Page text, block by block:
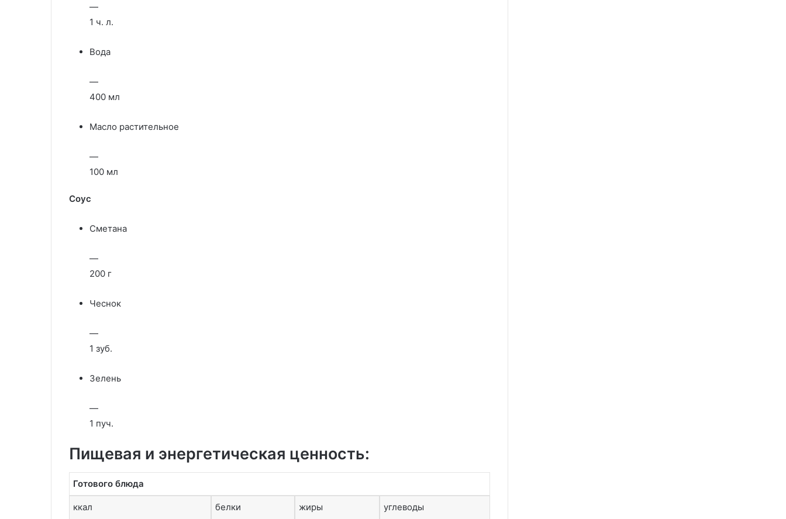
—
1 ч. л.
Вода
—
400 мл
Масло растительное
—
100 мл
Соус
Сметана
—
200 г
Чеснок
—
1 зуб.
Зелень
—
1 пуч.
Пищевая и энергетическая ценность:
Готового блюда
ккал белки жиры углеводы